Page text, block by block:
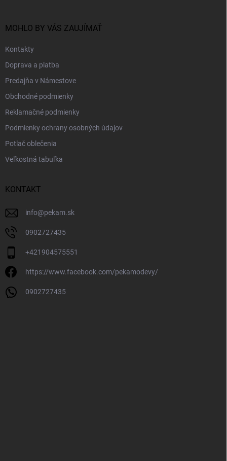
MOHLO BY VÁS ZAUJÍMAŤ
Kontakty
Doprava a platba
Predajňa v Námestove
Obchodné podmienky
Reklamačné podmienky
Podmienky ochrany osobných údajov
Potlač oblečenia
Veľkostná tabuľka
KONTAKT
info@pekam.sk
0902727435
+421904575551
https://www.facebook.com/pekamodevy/
0902727435